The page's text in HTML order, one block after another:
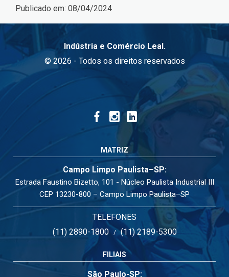
Publicado em: 08/04/2024
Indústria e Comércio Leal.
© 2026 - Todos os direitos reservados
MATRIZ
Campo Limpo Paulista–SP:
Estrada Faustino Bizetto, 101 - Núcleo Paulista Industrial III
CEP 13230-800 – Campo Limpo Paulista–SP
TELEFONES
(11) 2890-1800/(11) 2189-5300
FILIAIS
São Paulo-SP: